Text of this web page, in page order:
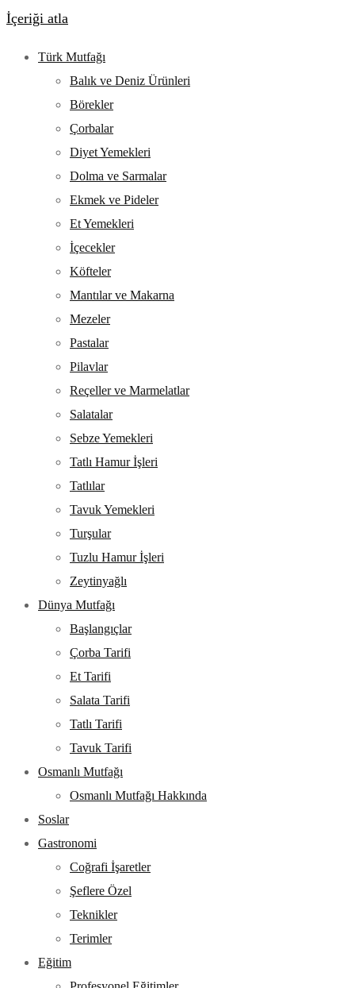
İçeriği atla
Türk Mutfağı
Balık ve Deniz Ürünleri
Börekler
Çorbalar
Diyet Yemekleri
Dolma ve Sarmalar
Ekmek ve Pideler
Et Yemekleri
İçecekler
Köfteler
Mantılar ve Makarna
Mezeler
Pastalar
Pilavlar
Reçeller ve Marmelatlar
Salatalar
Sebze Yemekleri
Tatlı Hamur İşleri
Tatlılar
Tavuk Yemekleri
Turşular
Tuzlu Hamur İşleri
Zeytinyağlı
Dünya Mutfağı
Başlangıçlar
Çorba Tarifi
Et Tarifi
Salata Tarifi
Tatlı Tarifi
Tavuk Tarifi
Osmanlı Mutfağı
Osmanlı Mutfağı Hakkında
Soslar
Gastronomi
Coğrafi İşaretler
Şeflere Özel
Teknikler
Terimler
Eğitim